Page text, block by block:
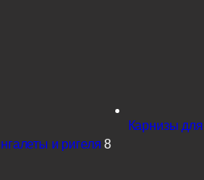
и ригеля 8
Карнизы